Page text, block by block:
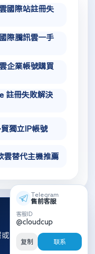
國際站註冊失
際騰訊雲一手
企業帳號購買
註冊失敗解決
獨立IP帳號
雲替代主機推薦
資源優化，可以直
Telegram
售前客服
客服ID
@cloudcup
复制 联系